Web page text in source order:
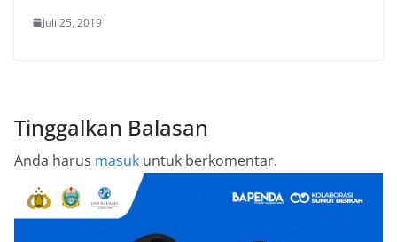
Juli 25, 2019
Tinggalkan Balasan
Anda harus masuk untuk berkomentar.